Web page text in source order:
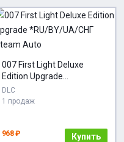
007 First Light Deluxe
Edition Upgrade
*RU/BY/UA/СНГ Steam
Auto
DLC
1 продаж
968 ₽ Купить